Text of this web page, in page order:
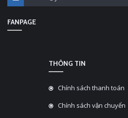
FANPAGE
THÔNG TIN
Chính sách thanh toán
Chính sách vận chuyển